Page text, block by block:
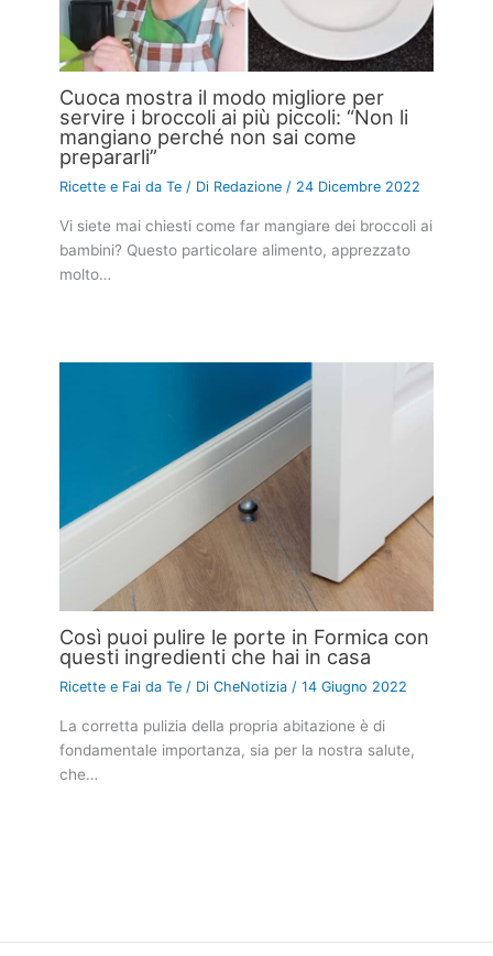
Cuoca mostra il modo migliore per
servire i broccoli ai più piccoli: “Non li
mangiano perché non sai come
prepararli”
Ricette e Fai da Te / Di Redazione/ 24 Dicembre 2022
Vi siete mai chiesti come far mangiare dei broccoli ai
bambini? Questo particolare alimento, apprezzato
molto…
Così puoi pulire le porte in Formica con
questi ingredienti che hai in casa
Ricette e Fai da Te / DiCheNotizia/14 Giugno 2022
La corretta pulizia della propria abitazione è di
fondamentale importanza, sia per la nostra salute,
che…